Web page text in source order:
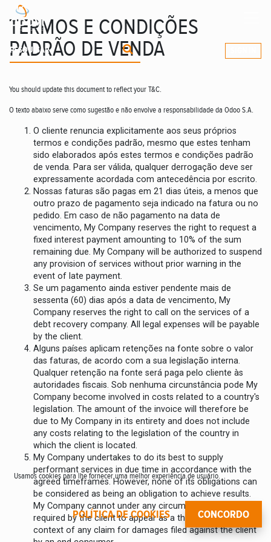
Ajudamos- oa expandir os seus negócios
TERMOS E CONDIÇÕES
PADRÃO DE VENDA
You should update this document to reflect your T&C.
O texto abaixo serve como sugestão e não envolve a responsabilidade da Odoo S.A.
O cliente renuncia explicitamente aos seus próprios
termos e condições padrão, mesmo que estes tenham
sido elaborados após estes termos e condições padrão
de venda. Para ser válida, qualquer derrogação deve ser
expressamente acordada com antecedência por escrito.
Nossas faturas são pagas em 21 dias úteis, a menos que
outro prazo de pagamento seja indicado na fatura ou no
pedido. Em caso de não pagamento na data de
vencimento, My Company reserves the right to request a
fixed interest payment amounting to 10% of the sum
remaining due. My Company will be authorized to suspend
any provision of services without prior warning in the
event of late payment.
Se um pagamento ainda estiver pendente mais de
sessenta (60) dias após a data de vencimento, My
Company reserves the right to call on the services of a
debt recovery company. All legal expenses will be payable
by the client.
Alguns países aplicam retenções na fonte sobre o valor
das faturas, de acordo com a sua legislação interna.
Qualquer retenção na fonte será paga pelo cliente às
autoridades fiscais. Sob nenhuma circunstância pode My
Company become involved in costs related to a country's
legislation. The amount of the invoice will therefore be
due to My Company in its entirety and does not include
any costs relating to the legislation of the country in
which the client is located.
My Company undertakes to do its best to supply
performant services in due time in accordance with the
agreed timeframes. However, none of its obligations can
be considered as being an obligation to achieve results.
My Company cannot under any circumstances, be
required by the client to appear as a third party in the
context of any claim for damages filed against the client
Usamos cookies para lhe fornecer uma melhor experiência de usuário.
POLÍTICA DE COOKIES CONCORDO